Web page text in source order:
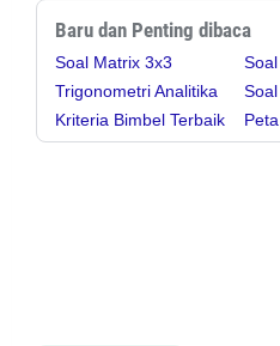
Baru dan Penting dibaca
Soal Matrix 3x3
Trigonometri Analitika
Kriteria Bimbel Terbaik